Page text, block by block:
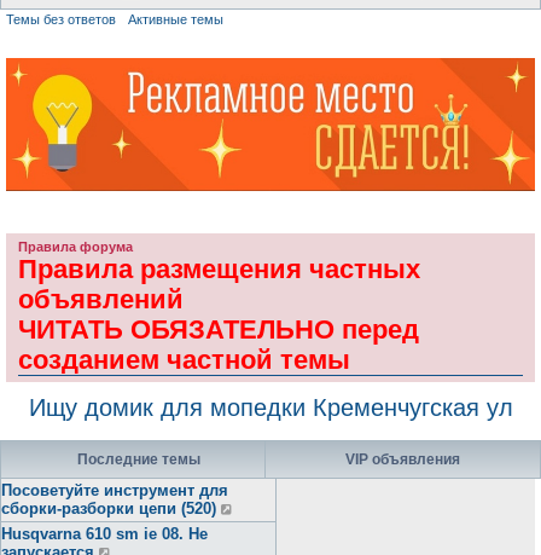
Темы без ответов Активные темы
Правила форума
Правила размещения частных
объявлений
ЧИТАТЬ ОБЯЗАТЕЛЬНО перед
созданием частной темы
Ищу домик для мопедки Кременчугская ул
Последние темы
Посоветуйте инструмент для
сборки-разборки цепи (520)
Husqvarna 610 sm ie 08. Не
VIP объявления